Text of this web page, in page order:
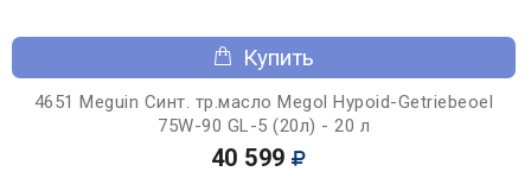
Купить
4651 Meguin Синт. тр.масло Megol Hypoid-Getriebeoel
75W-90 GL-5 (20л) - 20 л
40 599